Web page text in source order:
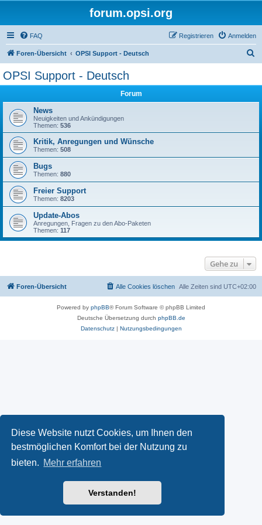
Diese Website nutzt Cookies, um Ihnen den
bestmöglichen Komfort bei der Nutzung zu
bieten. Mehr erfahren
Verstanden!
forum.opsi.org
FAQ Anmelden
Registrieren
Foren-Übersicht OPSI Support - Deutsch
OPSI Support - Deutsch
Forum
News
Neuigkeiten und Ankündigungen
Themen: 536
Kritik, Anregungen und Wünsche
Themen: 508
Bugs
Themen: 880
Freier Support
Themen: 8203
Update-Abos
Anregungen, Fragen zu den Abo-Paketen
Themen: 117
Gehe zu
Foren-Übersicht Alle Zeiten sind UTC+02:00
Alle Cookies löschen
Powered by phpBB® Forum Software © phpBB Limited
Deutsche Übersetzung durch phpBB.de
Datenschutz| Nutzungsbedingungen